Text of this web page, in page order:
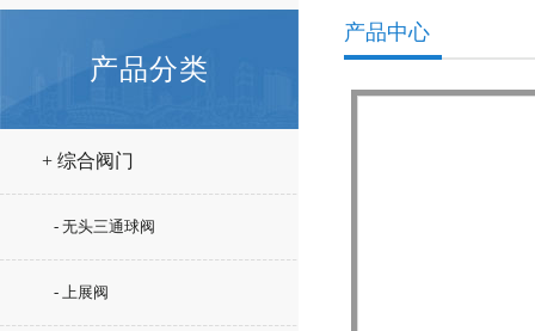
产品分类
+ 综合阀门
- 无头三通球阀
- 上展阀
产品中心